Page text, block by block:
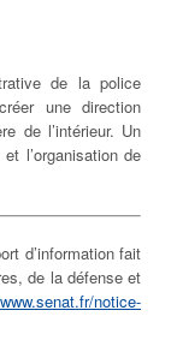
de la police
une direction
de l’intérieur. Un
l’organisation de
d’information fait
de la défense et
notice-